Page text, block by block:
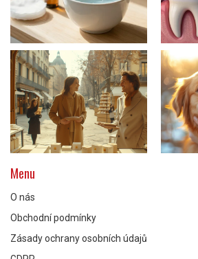
Menu
O nás
Obchodní podmínky
Zásady ochrany osobních údajů